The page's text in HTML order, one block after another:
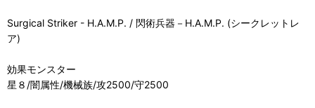
Surgical Striker - H.A.M.P. / 閃術兵器－H.A.M.P. (シークレットレ
ア)
効果モンスター
星８/闇属性/機械族/攻2500/守2500